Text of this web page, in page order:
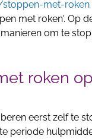
stoppen-met-roken
met roken'. Op
om te
roken
eerst zelf te
periode